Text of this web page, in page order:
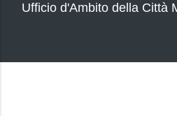
Ufficio d'Ambito della Città